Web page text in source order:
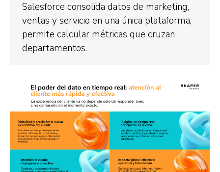
Salesforce consolida datos de marketing,
ventas y servicio en una única plataforma,
permite calcular métricas que cruzan
departamentos.